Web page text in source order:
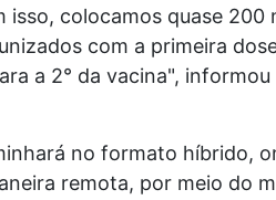
colocamos quase 200
com a primeira
a 2° da vacina",
no formato híbrido,
remota, por meio do